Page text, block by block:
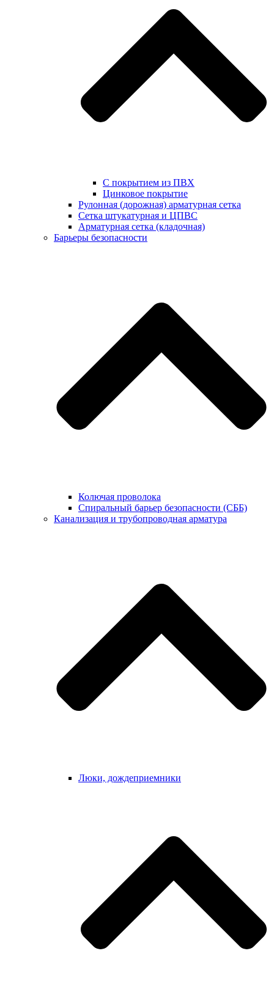
С покрытием из ПВХ
Цинковое покрытие
Рулонная (дорожная) арматурная сетка
Сетка штукатурная и ЦПВС
Арматурная сетка (кладочная)
Барьеры безопасности
Колючая проволока
Спиральный барьер безопасности (СББ)
Канализация и трубопроводная арматура
Люки, дождеприемники